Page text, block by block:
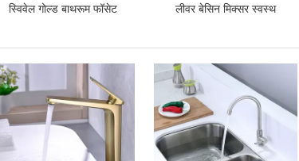
स्विवेल गोल्ड बाथरूम फॉसेट
लीवर बेसिन मिक्सर स्वस्थ
सबसे अच्छी कीमत सबसे अच्छी कीमत